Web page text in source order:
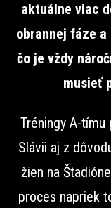
aktuálne viac
obrannej fáze
čo je vždy
musieť
Tréningy A-
Slávii aj z
žien na
proces napriek